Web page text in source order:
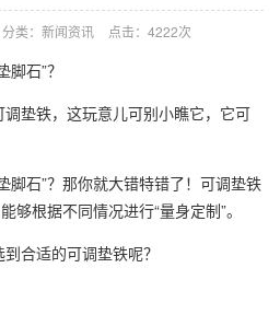
分类：新闻资讯 点击：4222次
石”？
垫铁，这玩意儿可别小瞧它，它可
脚石”？那你就大错特错了！可调垫铁
够根据不同情况进行“量身定制”。
合适的可调垫铁呢？